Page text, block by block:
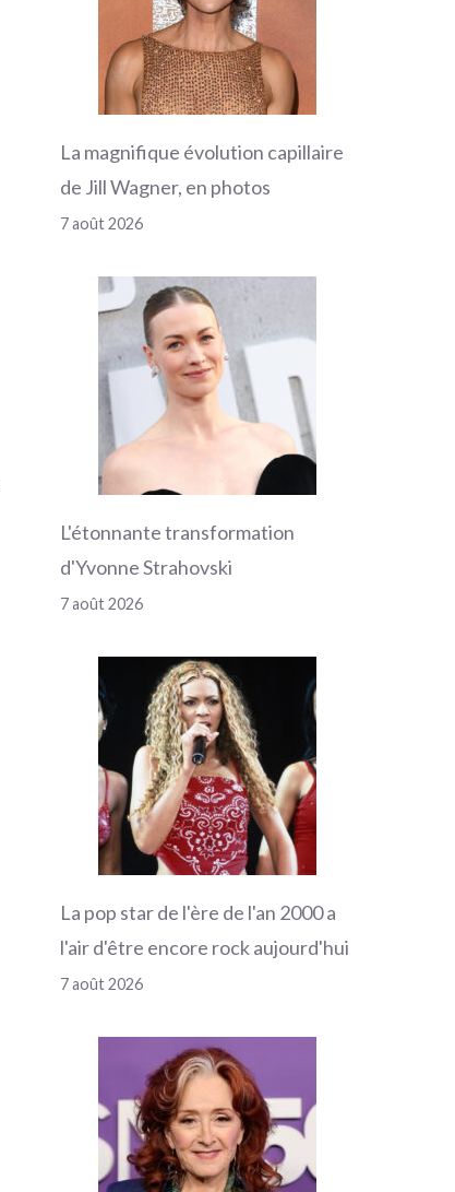
La magnifique évolution capillaire
de Jill Wagner, en photos
7 août 2026
L'étonnante transformation
d'Yvonne Strahovski
7 août 2026
La pop star de l'ère de l'an 2000 a
l'air d'être encore rock aujourd'hui
7 août 2026